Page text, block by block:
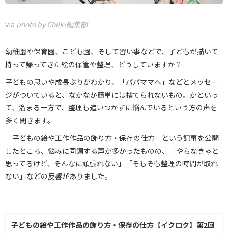
via photo by Chiik!編集部
幼稚園や保育園、こども園、そして習い事などで、子どもが描いて
持って帰ってきた絵の保管や整理、どうしていますか？
子どもの思いや成長ぶりがわかり、「パパママへ」などとメッセー
ジがついていると、なかなか簡単には捨てられないもの。かといっ
て、溜まる一方で、整理も追いつかずに悩んでいるという方の声を
多く聞きます。
「子どもの絵や工作作品の飾り方・保存の仕方」という記事を公開
したところ、悩みに同調する声が多かったものの、「やらなきゃと
思ってるけど、そんなに頑張れない」「そもそも整理の時間が取れ
ない」などの反響がありました。
子どもの絵や工作作品の飾り方・保存の仕方【イクロク】第2回